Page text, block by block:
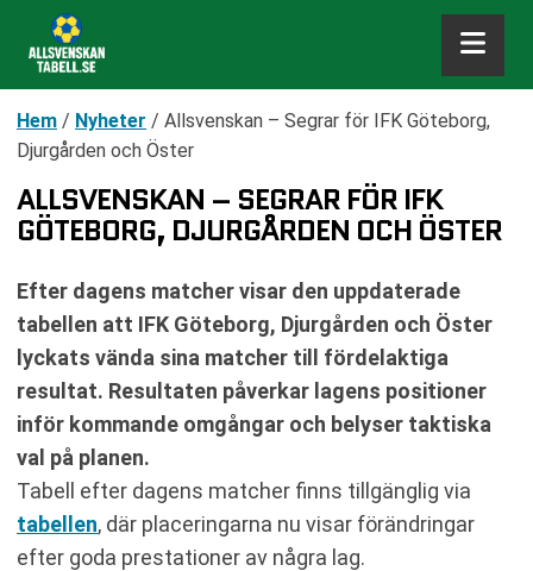
Hem / Nyheter / Allsvenskan – Segrar för IFK Göteborg,
Djurgården och Öster
ALLSVENSKAN – SEGRAR FÖR IFK
GÖTEBORG, DJURGÅRDEN OCH ÖSTER
Efter dagens matcher visar den uppdaterade
tabellen att IFK Göteborg, Djurgården och Öster
lyckats vända sina matcher till fördelaktiga
resultat. Resultaten påverkar lagens positioner
inför kommande omgångar och belyser taktiska
val på planen.
Tabell efter dagens matcher finns tillgänglig via
tabellen, där placeringarna nu visar förändringar
efter goda prestationer av några lag.